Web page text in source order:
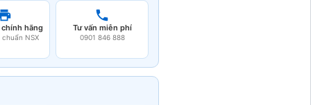
chính hãng
NSX
Tư vấn miễn phí
0901 846 888